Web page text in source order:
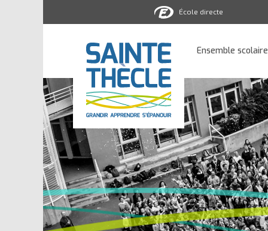
scolaire
Sainte-
Thècle
Ensemble scolaire
École directe